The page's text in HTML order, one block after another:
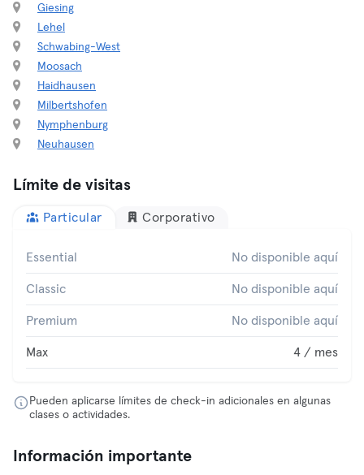
Giesing
Lehel
Schwabing-West
Moosach
Haidhausen
Milbertshofen
Nymphenburg
Neuhausen
Límite de visitas
Particular Corporativo
Essential No disponible aquí
Classic No disponible aquí
Premium No disponible aquí
Max 4 / mes
Pueden aplicarse límites de check-in adicionales en algunas
clases o actividades.
Información importante